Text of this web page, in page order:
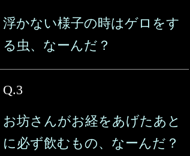
浮かない様子の時はゲロをす
る虫、なーんだ？
Q.3
お坊さんがお経をあげたあと
に必ず飲むもの、なーんだ？